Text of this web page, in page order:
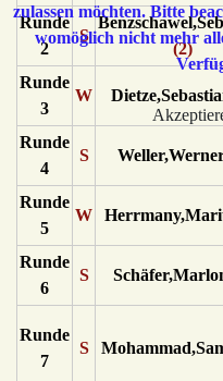
Runde
2
S
(2)
Runde
3
W
Runde
4
S
Runde
5
W
Runde
6
S
Runde
7
S
zulassen möchten. Bitte
womöglich nicht mehr